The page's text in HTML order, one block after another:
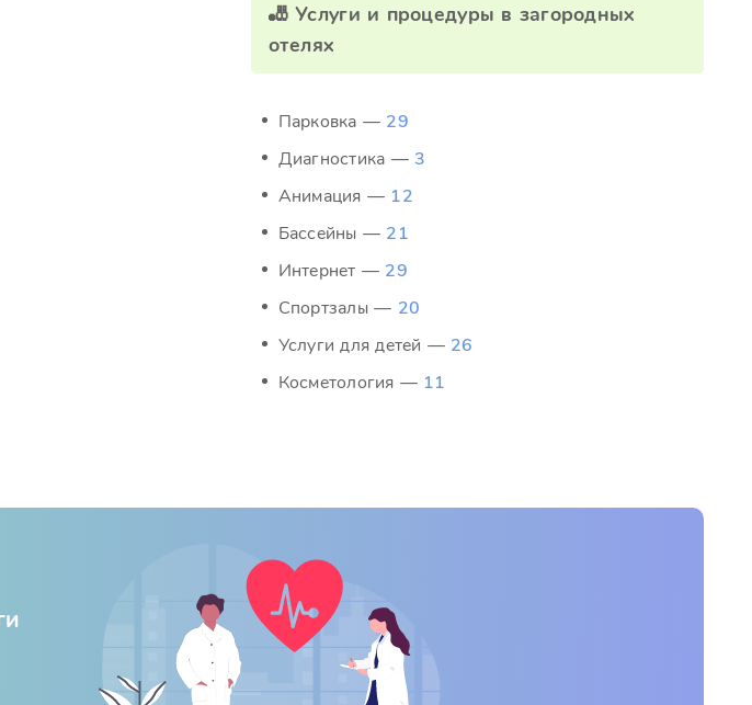
🎳 Услуги и процедуры в загородных
отелях
Парковка — 29
Диагностика — 3
Анимация — 12
Бассейны — 21
Интернет — 29
Спортзалы — 20
Услуги для детей — 26
Косметология — 11